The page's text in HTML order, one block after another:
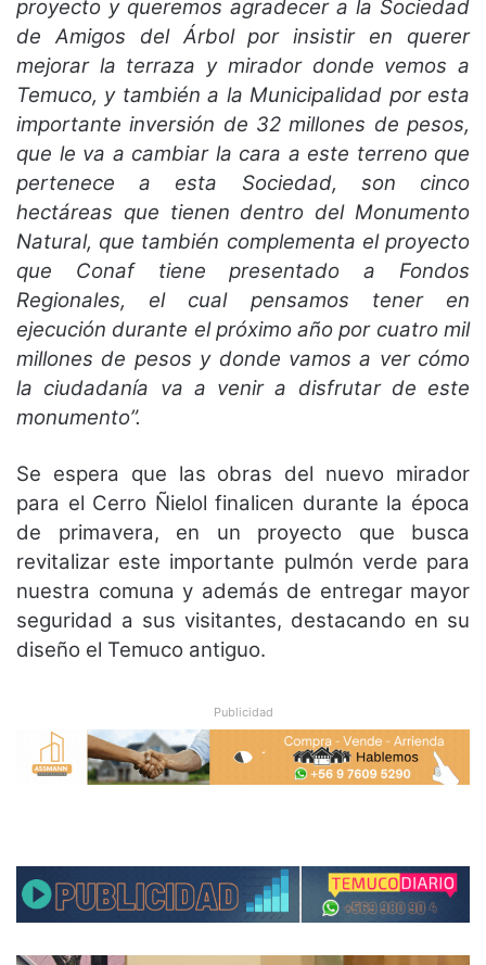
proyecto y queremos agradecer a la Sociedad
de Amigos del Árbol por insistir en querer
mejorar la terraza y mirador donde vemos a
Temuco, y también a la Municipalidad por esta
importante inversión de 32 millones de pesos,
que le va a cambiar la cara a este terreno que
pertenece a esta Sociedad, son cinco
hectáreas que tienen dentro del Monumento
Natural, que también complementa el proyecto
que Conaf tiene presentado a Fondos
Regionales, el cual pensamos tener en
ejecución durante el próximo año por cuatro mil
millones de pesos y donde vamos a ver cómo
la ciudadanía va a venir a disfrutar de este
monumento”.
Se espera que las obras del nuevo mirador
para el Cerro Ñielol finalicen durante la época
de primavera, en un proyecto que busca
revitalizar este importante pulmón verde para
nuestra comuna y además de entregar mayor
seguridad a sus visitantes, destacando en su
diseño el Temuco antiguo.
Publicidad